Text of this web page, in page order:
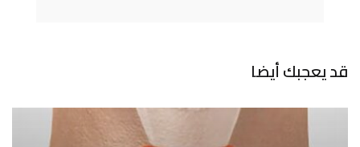
قد يعجبك أيضا